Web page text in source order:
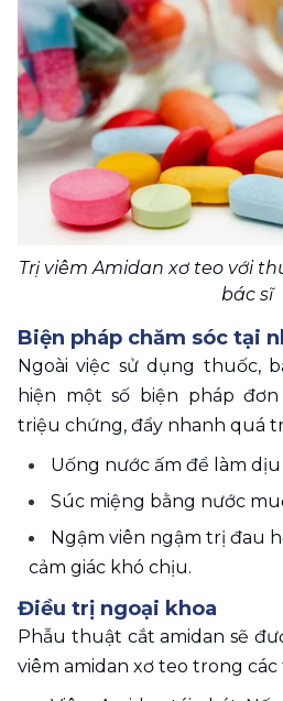
Trị viêm Amidan xơ teo với
bác sĩ
Biện pháp chăm sóc tại
Ngoài việc sử dụng thuốc,
hiện một số biện pháp
triệu chứng, đẩy nhanh quá
Uống nước ấm để làm
Súc miệng bằng nước
Ngậm viên ngậm trị đau
cảm giác khó chịu.
Điều trị ngoại khoa
Phẫu thuật cắt amidan sẽ
viêm amidan xơ teo trong